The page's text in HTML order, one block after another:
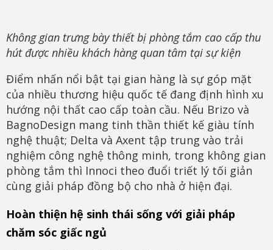
Không gian trưng bày thiết bị phòng tắm cao cấp thu
hút được nhiều khách hàng quan tâm tại sự kiện
Điểm nhấn nổi bật tại gian hàng là sự góp mặt
của nhiều thương hiệu quốc tế đang định hình xu
hướng nội thất cao cấp toàn cầu. Nếu Brizo và
BagnoDesign mang tinh thần thiết kế giàu tính
nghệ thuật; Delta và Axent tập trung vào trải
nghiệm công nghệ thông minh, trong không gian
phòng tắm thì Innoci theo đuổi triết lý tối giản
cùng giải pháp đồng bộ cho nhà ở hiện đại.
Hoàn thiện hệ sinh thái sống với giải pháp
chăm sóc giấc ngủ